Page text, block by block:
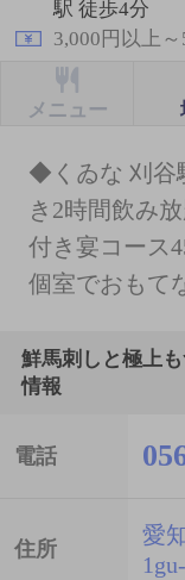
駅 徒歩4分
3,000円以上
メニュー
◆くゐな 刈谷
き2時間飲み
付き宴コース
個室でおもて
鮮馬刺しと極上
情報
電話
住所
愛